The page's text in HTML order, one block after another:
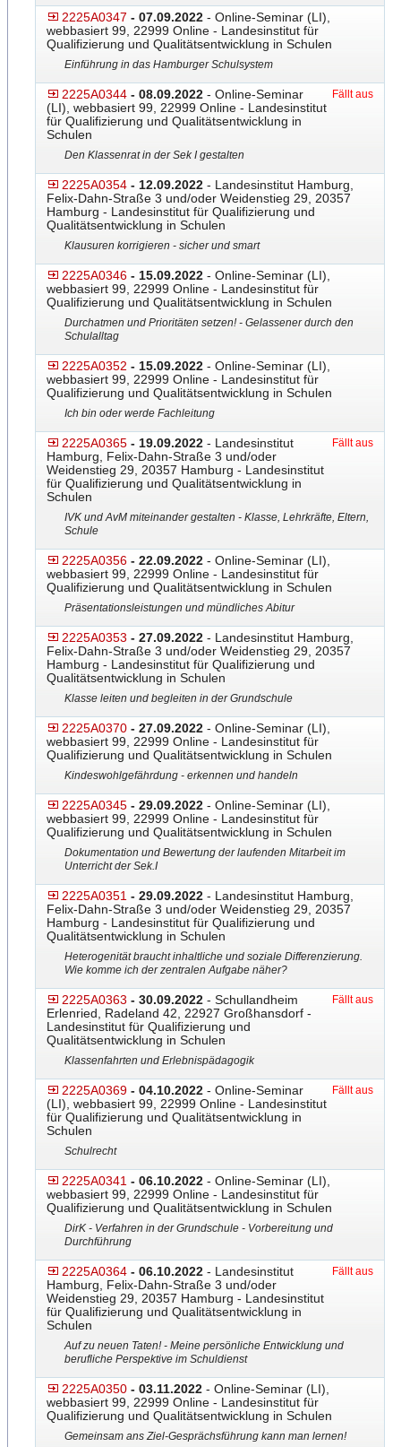
2225A0347 - 07.09.2022 - Online-Seminar (LI),
webbasiert 99, 22999 Online - Landesinstitut für
Qualifizierung und Qualitätsentwicklung in Schulen
Einführung in das Hamburger Schulsystem
2225A0344 - 08.09.2022 - Online-Seminar
(LI), webbasiert 99, 22999 Online - Landesinstitut
für Qualifizierung und Qualitätsentwicklung in
Schulen
Fällt aus
Den Klassenrat in der Sek I gestalten
2225A0354 - 12.09.2022 - Landesinstitut Hamburg,
Felix-Dahn-Straße 3 und/oder Weidenstieg 29, 20357
Hamburg - Landesinstitut für Qualifizierung und
Qualitätsentwicklung in Schulen
Klausuren korrigieren - sicher und smart
2225A0346 - 15.09.2022 - Online-Seminar (LI),
webbasiert 99, 22999 Online - Landesinstitut für
Qualifizierung und Qualitätsentwicklung in Schulen
Durchatmen und Prioritäten setzen! - Gelassener durch den
Schulalltag
2225A0352 - 15.09.2022 - Online-Seminar (LI),
webbasiert 99, 22999 Online - Landesinstitut für
Qualifizierung und Qualitätsentwicklung in Schulen
Ich bin oder werde Fachleitung
2225A0365 - 19.09.2022 - Landesinstitut
Hamburg, Felix-Dahn-Straße 3 und/oder
Weidenstieg 29, 20357 Hamburg - Landesinstitut
für Qualifizierung und Qualitätsentwicklung in
Schulen
Fällt aus
IVK und AvM miteinander gestalten - Klasse, Lehrkräfte, Eltern,
Schule
2225A0356 - 22.09.2022 - Online-Seminar (LI),
webbasiert 99, 22999 Online - Landesinstitut für
Qualifizierung und Qualitätsentwicklung in Schulen
Präsentationsleistungen und mündliches Abitur
2225A0353 - 27.09.2022 - Landesinstitut Hamburg,
Felix-Dahn-Straße 3 und/oder Weidenstieg 29, 20357
Hamburg - Landesinstitut für Qualifizierung und
Qualitätsentwicklung in Schulen
Klasse leiten und begleiten in der Grundschule
2225A0370 - 27.09.2022 - Online-Seminar (LI),
webbasiert 99, 22999 Online - Landesinstitut für
Qualifizierung und Qualitätsentwicklung in Schulen
Kindeswohlgefährdung - erkennen und handeln
2225A0345 - 29.09.2022 - Online-Seminar (LI),
webbasiert 99, 22999 Online - Landesinstitut für
Qualifizierung und Qualitätsentwicklung in Schulen
Dokumentation und Bewertung der laufenden Mitarbeit im
Unterricht der Sek.I
2225A0351 - 29.09.2022 - Landesinstitut Hamburg,
Felix-Dahn-Straße 3 und/oder Weidenstieg 29, 20357
Hamburg - Landesinstitut für Qualifizierung und
Qualitätsentwicklung in Schulen
Heterogenität braucht inhaltliche und soziale Differenzierung.
Wie komme ich der zentralen Aufgabe näher?
2225A0363 - 30.09.2022 - Schullandheim
Erlenried, Radeland 42, 22927 Großhansdorf -
Landesinstitut für Qualifizierung und
Qualitätsentwicklung in Schulen
Fällt aus
Klassenfahrten und Erlebnispädagogik
2225A0369 - 04.10.2022 - Online-Seminar
(LI), webbasiert 99, 22999 Online - Landesinstitut
für Qualifizierung und Qualitätsentwicklung in
Schulen
Fällt aus
Schulrecht
2225A0341 - 06.10.2022 - Online-Seminar (LI),
webbasiert 99, 22999 Online - Landesinstitut für
Qualifizierung und Qualitätsentwicklung in Schulen
DirK - Verfahren in der Grundschule - Vorbereitung und
Durchführung
2225A0364 - 06.10.2022 - Landesinstitut
Hamburg, Felix-Dahn-Straße 3 und/oder
Weidenstieg 29, 20357 Hamburg - Landesinstitut
für Qualifizierung und Qualitätsentwicklung in
Schulen
Fällt aus
Auf zu neuen Taten! - Meine persönliche Entwicklung und
berufliche Perspektive im Schuldienst
2225A0350 - 03.11.2022 - Online-Seminar (LI),
webbasiert 99, 22999 Online - Landesinstitut für
Qualifizierung und Qualitätsentwicklung in Schulen
Gemeinsam ans Ziel-Gesprächsführung kann man lernen!